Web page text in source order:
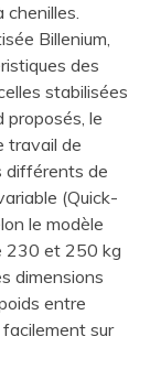
chenilles.
Billenium,
des
stabilisées
proposés, le
travail de
différents de
(Quick-
le modèle
230 et 250 kg
dimensions
entre
sur